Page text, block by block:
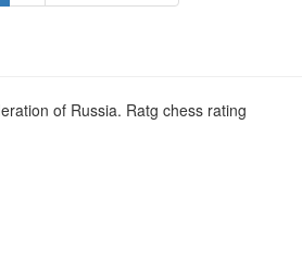
of Russia. Ratg chess rating